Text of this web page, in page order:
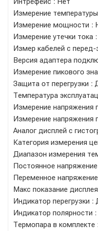
Измерение
Измерение мощности :
Измерение утечки тока
Измер кабелей с
Версия адаптера
Измерение пикового
Защита от перегрузки :
Температура
Измерение напряжения
Измерение напряжения
Аналог дисплей с
Категория измерения
Диапазон измерения
Постоянное
Переменное
Макс показание
Индикатор перегрузки :
Индикатор полярности
Термопара в комплекте